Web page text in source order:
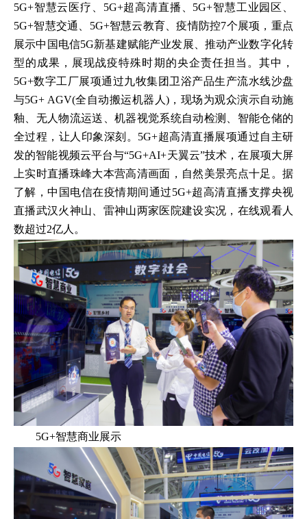
5G+智慧云医疗、5G+超高清直播、5G+智慧工业园区、
5G+智慧交通、5G+智慧云教育、疫情防控7个展项，重点
展示中国电信5G新基建赋能产业发展、推动产业数字化转
型的成果，展现战疫特殊时期的央企责任担当。其中，
5G+数字工厂展项通过九牧集团卫浴产品生产流水线沙盘
与5G+ AGV(全自动搬运机器人)，现场为观众演示自动施
釉、无人物流运送、机器视觉系统自动检测、智能仓储的
全过程，让人印象深刻。5G+超高清直播展项通过自主研
发的智能视频云平台与“5G+AI+天翼云”技术，在展项大屏
上实时直播珠峰大本营高清画面，自然美景亮点十足。据
了解，中国电信在疫情期间通过5G+超高清直播支撑央视
直播武汉火神山、雷神山两家医院建设实况，在线观看人
数超过2亿人。
5G+智慧商业展示